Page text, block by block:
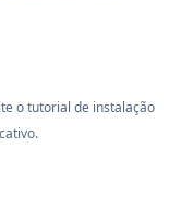
o tutorial de instalação